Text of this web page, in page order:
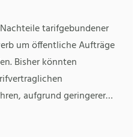
tarifgebundener
um öffentliche Aufträge
Bisher könnten
aufgrund geringerer…